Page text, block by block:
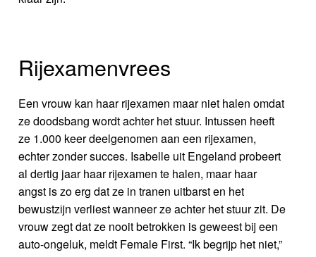
Rijexamenvrees
Een vrouw kan haar rijexamen maar niet halen omdat
ze doodsbang wordt achter het stuur. Intussen heeft
ze 1.000 keer deelgenomen aan een rijexamen,
echter zonder succes. Isabelle uit Engeland probeert
al dertig jaar haar rijexamen te halen, maar haar
angst is zo erg dat ze in tranen uitbarst en het
bewustzijn verliest wanneer ze achter het stuur zit. De
vrouw zegt dat ze nooit betrokken is geweest bij een
auto-ongeluk, meldt Female First. “Ik begrijp het niet,”